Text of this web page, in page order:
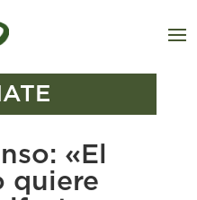
«El
quiere